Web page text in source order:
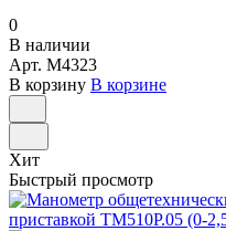
0
В наличии
Арт. M4323
В корзину В корзине
Хит
Быстрый просмотр